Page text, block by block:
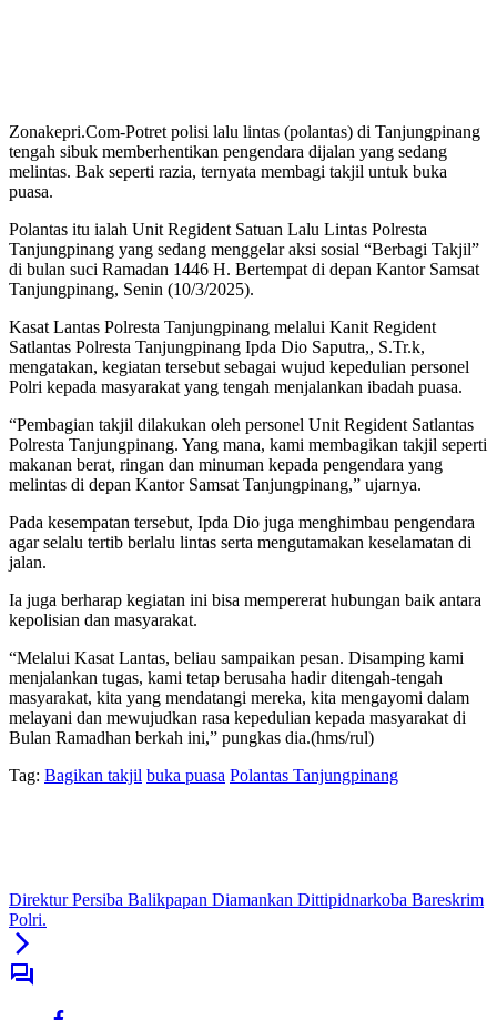
Zonakepri.Com-Potret polisi lalu lintas (polantas) di Tanjungpinang
tengah sibuk memberhentikan pengendara dijalan yang sedang
melintas. Bak seperti razia, ternyata membagi takjil untuk buka
puasa.
Polantas itu ialah Unit Regident Satuan Lalu Lintas Polresta
Tanjungpinang yang sedang menggelar aksi sosial “Berbagi Takjil”
di bulan suci Ramadan 1446 H. Bertempat di depan Kantor Samsat
Tanjungpinang, Senin (10/3/2025).
Kasat Lantas Polresta Tanjungpinang melalui Kanit Regident
Satlantas Polresta Tanjungpinang Ipda Dio Saputra,, S.Tr.k,
mengatakan, kegiatan tersebut sebagai wujud kepedulian personel
Polri kepada masyarakat yang tengah menjalankan ibadah puasa.
“Pembagian takjil dilakukan oleh personel Unit Regident Satlantas
Polresta Tanjungpinang. Yang mana, kami membagikan takjil seperti
makanan berat, ringan dan minuman kepada pengendara yang
melintas di depan Kantor Samsat Tanjungpinang,” ujarnya.
Pada kesempatan tersebut, Ipda Dio juga menghimbau pengendara
agar selalu tertib berlalu lintas serta mengutamakan keselamatan di
jalan.
Ia juga berharap kegiatan ini bisa mempererat hubungan baik antara
kepolisian dan masyarakat.
“Melalui Kasat Lantas, beliau sampaikan pesan. Disamping kami
menjalankan tugas, kami tetap berusaha hadir ditengah-tengah
masyarakat, kita yang mendatangi mereka, kita mengayomi dalam
melayani dan mewujudkan rasa kepedulian kepada masyarakat di
Bulan Ramadhan berkah ini,” pungkas dia.(hms/rul)
Tag: Bagikan takjil buka puasa Polantas Tanjungpinang
Direktur Persiba Balikpapan Diamankan Dittipidnarkoba Bareskrim
Polri.